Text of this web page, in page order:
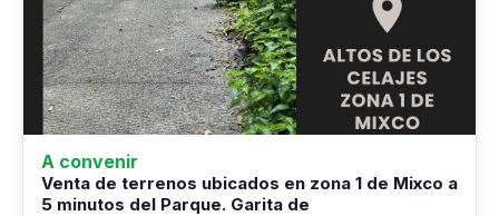
A convenir
Venta de terrenos ubicados en zona 1 de Mixco a
5 minutos del Parque. Garita de